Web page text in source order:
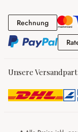
Rechnung
Unsere